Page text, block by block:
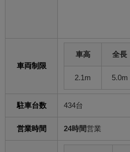
車両制限
車高 全長
2.1m 5.0m
駐車台数 434台
営業時間 24時間営業